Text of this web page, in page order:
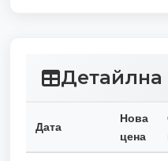
Детайлна
Дата
Нова
цена